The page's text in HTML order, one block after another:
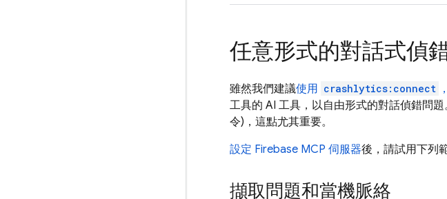
任意形式的對話式偵
雖然我們建議使用 crashlytics:connect
工具的 AI 工具，以自由形式的對話偵錯問
令)，這點尤其重要。
設定 Firebase MCP 伺服器後，請試用下列範
擷取問題和當機脈絡